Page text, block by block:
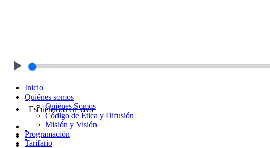
Escúchanos en vivo
Inicio
Quiénes somos
Quiénes Somos
Código de Ética y Difusión
Misión y Visión
Programación
Tarifario